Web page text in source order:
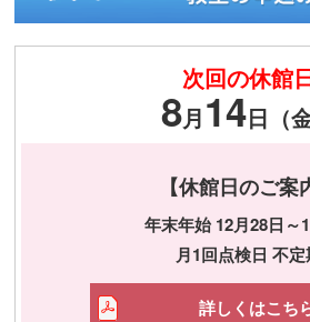
次回の休館
8月14日（金
【休館日のご案
年末年始 12月28日～
月1回点検日 不
詳しくはこち